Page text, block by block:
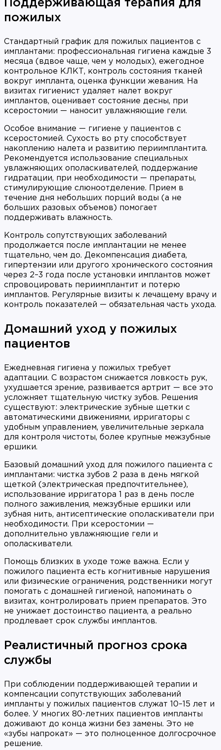
Поддерживающая терапия для
пожилых
Стандартный график для пожилых пациентов с
имплантами: профессиональная гигиена каждые 3
месяца (вдвое чаще, чем у молодых), ежегодное
контрольное КЛКТ, контроль состояния тканей
вокруг импланта, оценка функции жевания. На
визитах гигиенист удаляет налет вокруг
имплантов, оценивает состояние десны, при
ксеростомии — наносит увлажняющие гели.
Особое внимание — гигиене у пациентов с
ксеростомией. Сухость во рту способствует
накоплению налета и развитию периимплантита.
Рекомендуется использование специальных
увлажняющих ополаскивателей, поддержание
гидратации, при необходимости — препараты,
стимулирующие слюноотделение. Прием в
течение дня небольших порций воды (а не
больших разовых объемов) помогает
поддерживать влажность.
Контроль сопутствующих заболеваний
продолжается после имплантации не менее
тщательно, чем до. Декомпенсация диабета,
гипертензии или другого хронического состояния
через 2–3 года после установки имплантов может
спровоцировать периимплантит и потерю
имплантов. Регулярные визиты к лечащему врачу и
контроль показателей — обязательная часть ухода.
Домашний уход у пожилых
пациентов
Ежедневная гигиена у пожилых требует
адаптации. С возрастом снижается ловкость рук,
ухудшается зрение, развивается артрит — все это
усложняет тщательную чистку зубов. Решения
существуют: электрические зубные щетки с
автоматическими движениями, ирригаторы с
удобным управлением, увеличительные зеркала
для контроля чистоты, более крупные межзубные
ершики.
Базовый домашний уход для пожилого пациента с
имплантами: чистка зубов 2 раза в день мягкой
щеткой (электрическая предпочтительнее),
использование ирригатора 1 раз в день после
полного заживления, межзубные ершики или
зубная нить, антисептические ополаскиватели при
необходимости. При ксеростомии —
дополнительно увлажняющие гели и
ополаскиватели.
Помощь близких в уходе тоже важна. Если у
пожилого пациента есть когнитивные нарушения
или физические ограничения, родственники могут
помогать с домашней гигиеной, напоминать о
визитах, контролировать прием препаратов. Это
не унижает достоинство пациента, а реально
продлевает срок службы имплантов.
Реалистичный прогноз срока
службы
При соблюдении поддерживающей терапии и
компенсации сопутствующих заболеваний
импланты у пожилых пациентов служат 10–15 лет и
более. У многих 80-летних пациентов импланты
доживают до конца жизни без замены. Это не
«зубы напрокат» — это полноценное долгосрочное
решение.